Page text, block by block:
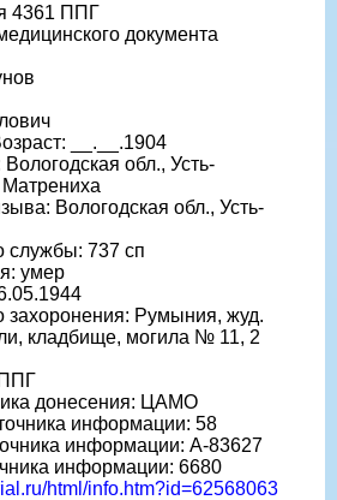
4361 ППГ
документа
__.__.1904
обл., Усть-
Матрениха
Вологодская обл., Усть-
службы: 737 сп
умер
захоронения: Румыния, жуд.
кладбище, могила № 11, 2
ППГ
донесения: ЦАМО
информации: 58
информации: А-83627
информации: 6680
html/info.htm?id=62568063